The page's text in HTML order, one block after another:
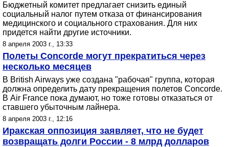
Бюджетный комитет предлагает снизить единый
социальный налог путем отказа от финансирования
медицинского и социального страхования. Для них
придется найти другие источники.
8 апреля 2003 г., 13:33
Полеты Concorde могут прекратиться через
несколько месяцев
В British Airways уже создана "рабочая" группа, которая
должна определить дату прекращения полетов Concorde.
В Air France пока думают, но тоже готовы отказаться от
ставшего убыточным лайнера.
8 апреля 2003 г., 12:16
Иракская оппозиция заявляет, что не будет
возвращать долги России - 8 млрд долларов